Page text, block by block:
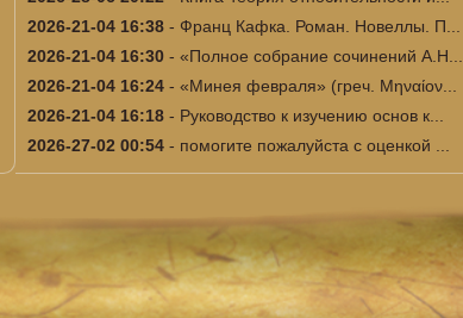
2026-21-04 16:38- Франц Кафка. Роман. Новеллы. П...
2026-21-04 16:30- «Полное собрание сочинений А.Н...
2026-21-04 16:24- «Минея февраля» (греч. Μηναίον...
2026-21-04 16:18- Руководство к изучению основ к...
2026-27-02 00:54- помогите пожалуйста с оценкой ...